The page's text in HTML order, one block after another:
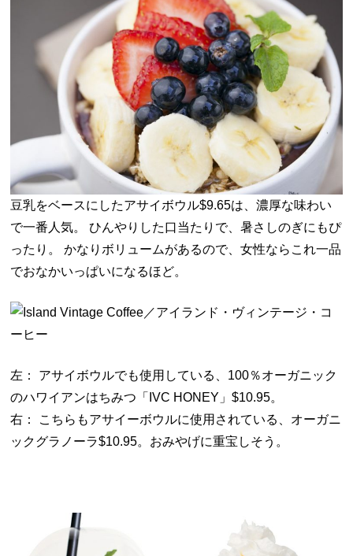
豆乳をベースにしたアサイボウル$9.65は、濃厚な味わい
で一番人気。 ひんやりした口当たりで、暑さしのぎにもぴ
ったり。 かなりボリュームがあるので、女性ならこれ一品
でおなかいっぱいになるほど。
左： アサイボウルでも使用している、100％オーガニック
のハワイアンはちみつ「IVC HONEY」$10.95。
右： こちらもアサイーボウルに使用されている、オーガニ
ックグラノーラ$10.95。おみやげに重宝しそう。